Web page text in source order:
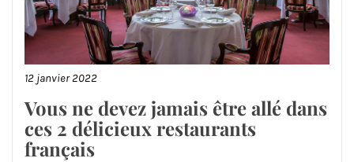
12 janvier 2022
Vous ne devez jamais être allé dans
ces 2 délicieux restaurants
français